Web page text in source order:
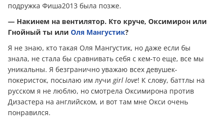
подружка Фиша2013 была позже.
— Накинем на вентилятор. Кто круче, Оксимирон или
Гнойный ты или Оля Мангустик?
Я не знаю, кто такая Оля Мангустик, но даже если бы
знала, не стала бы сравнивать себя с кем-то еще, все мы
уникальны. Я безгранично уважаю всех девушек-
покеристок, посылаю им лучи girl love! К слову, баттлы на
русском я не люблю, но смотрела Оксимирона против
Дизастера на английском, и вот там мне Окси очень
понравился.